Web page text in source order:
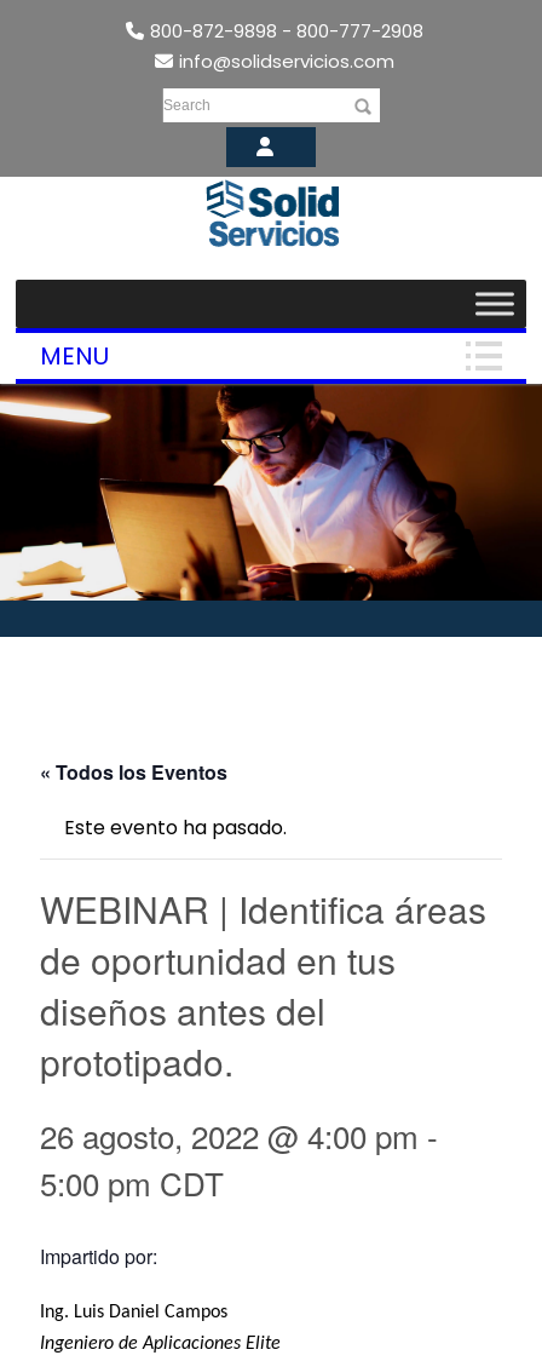
800-872-9898 - 800-777-2908
info@solidservicios.com
Search
MENU
« Todos los Eventos
Este evento ha pasado.
WEBINAR | Identifica áreas
de oportunidad en tus
diseños antes del
prototipado.
26 agosto, 2022 @ 4:00 pm -
5:00 pm CDT
Impartido por:
Ing. Luis Daniel Campos
Ingeniero de Aplicaciones Elite